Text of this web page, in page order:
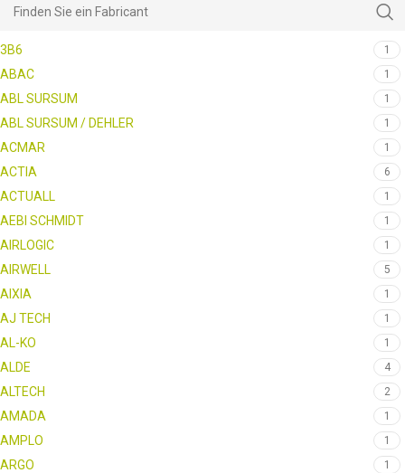
3B6 1
ABAC 1
ABL SURSUM 1
ABL SURSUM / DEHLER 1
ACMAR 1
ACTIA 6
ACTUALL 1
AEBI SCHMIDT 1
AIRLOGIC 1
AIRWELL 5
AIXIA 1
AJ TECH 1
AL-KO 1
ALDE 4
ALTECH 2
AMADA 1
AMPLO 1
ARGO 1